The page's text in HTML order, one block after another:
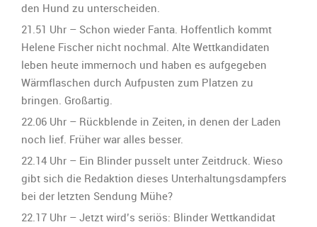
den Hund zu unterscheiden.
21.51 Uhr – Schon wieder Fanta. Hoffentlich kommt
Helene Fischer nicht nochmal. Alte Wettkandidaten
leben heute immernoch und haben es aufgegeben
Wärmflaschen durch Aufpusten zum Platzen zu
bringen. Großartig.
22.06 Uhr – Rückblende in Zeiten, in denen der Laden
noch lief. Früher war alles besser.
22.14 Uhr – Ein Blinder pusselt unter Zeitdruck. Wieso
gibt sich die Redaktion dieses Unterhaltungsdampfers
bei der letzten Sendung Mühe?
22.17 Uhr – Jetzt wird’s seriös: Blinder Wettkandidat